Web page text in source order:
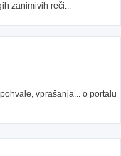
zanimivih reči...
vprašanja... o portalu